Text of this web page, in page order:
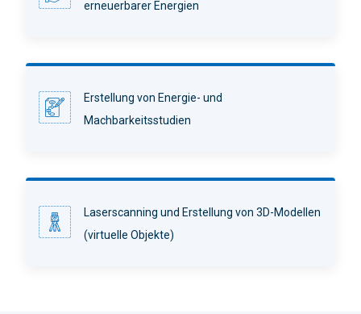
erneuerbarer Energien
Erstellung von Energie- und
Machbarkeitsstudien
Laserscanning und Erstellung von 3D-Modellen
(virtuelle Objekte)